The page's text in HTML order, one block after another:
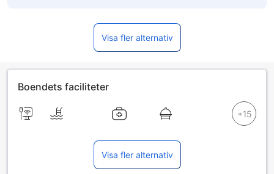
Visa fler alternativ
Boendets faciliteter
Visa fler alternativ